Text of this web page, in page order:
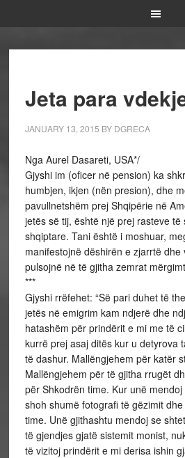
Jeta para
JANUARY 13, 2015 BY DGRECA
Nga Aurel Dasareti, USA*/
Gjyshi im (oficer në pension) ka
humbjen, ikjen (nën presion), dhe
pavullnetshëm prej Shqipërie në
jetës së tij, është një prej rasteve
shqiptare. Tani është i moshuar,
manifestojnë dëshirën e zjarrtë dhe
pulsojnë në të gjitha zemrat
***
Gjyshi rrëfehet: “Së pari duhet të
jetës në emigrim kam ndjerë dhe
hatashëm për prindërit e mi me të
kurrë prej asaj ditës kur u detyrova
të dashur. Mallëngjehem për katër
Mallëngjehem për të gjitha rrugët
për Shkodrën time. Kur unë
shoh shumë fotografi të gëzimit
time. Unë gjithashtu mendoj se
të gjendjes gjatë sistemit monist,
të vizitoj prindërit e mi derisa ishin